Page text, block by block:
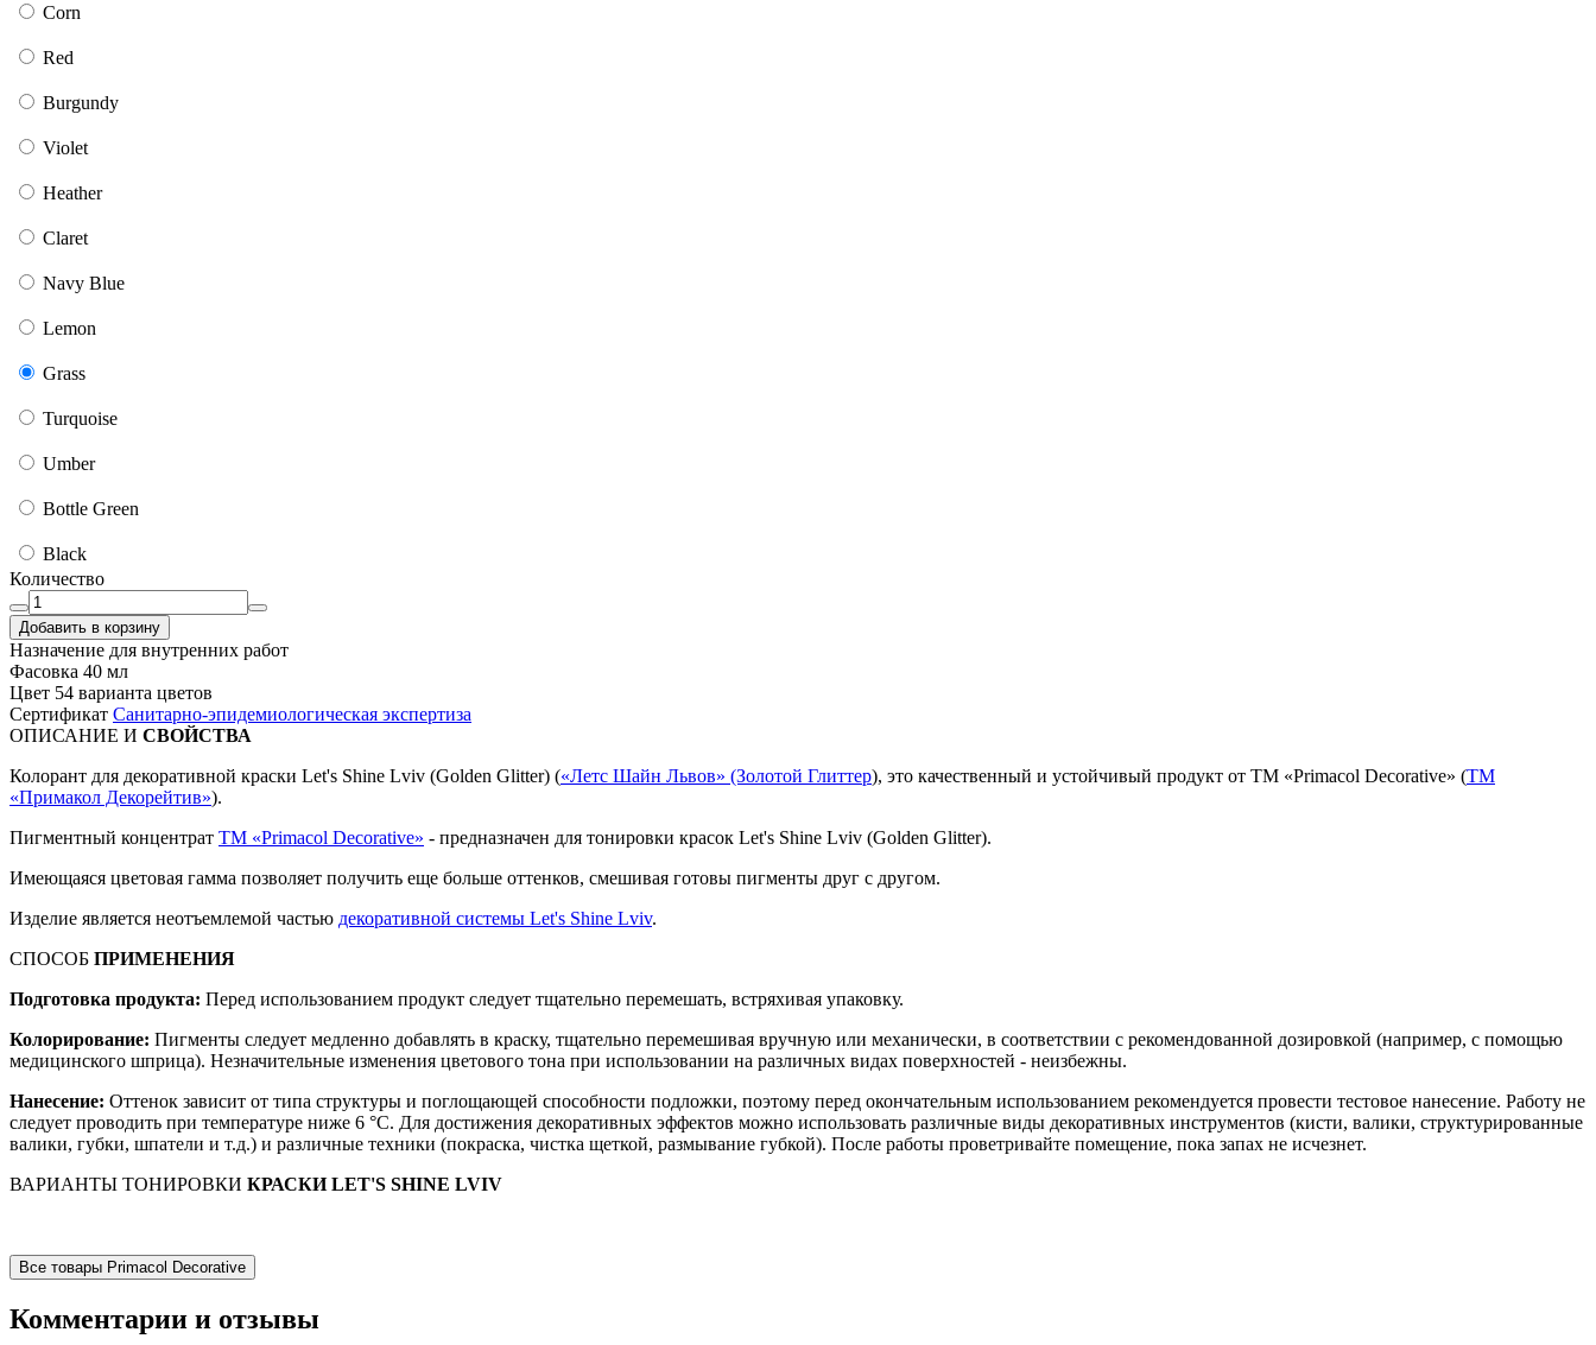
Corn
Red
Burgundy
Violet
Heather
Claret
Navy Blue
Lemon
Grass
Turquoise
Umber
Bottle Green
Black
Количество
Добавить в корзину
Назначение для внутренних работ
Фасовка 40 мл
Цвет 54 варианта цветов
Сертификат Санитарно-эпидемиологическая экспертиза
ОПИСАНИЕ И СВОЙСТВА
Колорант для декоративной краски Let's Shine Lviv (Golden Glitter) («Летс Шайн Львов» (Золотой Глиттер), это качественный и устойчивый продукт от ТМ «Primacol Decorative» (ТМ
«Примакол Декорейтив»).
Пигментный концентрат ТМ «Primacol Decorative» - предназначен для тонировки красок Let's Shine Lviv (Golden Glitter).
Имеющаяся цветовая гамма позволяет получить еще больше оттенков, смешивая готовы пигменты друг с другом.
Изделие является неотъемлемой частью декоративной системы Let's Shine Lviv.
СПОСОБ ПРИМЕНЕНИЯ
Подготовка продукта: Перед использованием продукт следует тщательно перемешать, встряхивая упаковку.
Колорирование: Пигменты следует медленно добавлять в краску, тщательно перемешивая вручную или механически, в соответствии с рекомендованной дозировкой (например, с помощью
медицинского шприца). Незначительные изменения цветового тона при использовании на различных видах поверхностей - неизбежны.
Нанесение: Оттенок зависит от типа структуры и поглощающей способности подложки, поэтому перед окончательным использованием рекомендуется провести тестовое нанесение. Работу не
следует проводить при температуре ниже 6 °С. Для достижения декоративных эффектов можно использовать различные виды декоративных инструментов (кисти, валики, структурированные
валики, губки, шпатели и т.д.) и различные техники (покраска, чистка щеткой, размывание губкой). После работы проветривайте помещение, пока запах не исчезнет.
ВАРИАНТЫ ТОНИРОВКИ КРАСКИ LET'S SHINE LVIV
Все товары Primacol Decorative
Комментарии и отзывы